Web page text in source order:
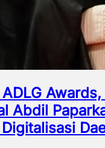
Abdil